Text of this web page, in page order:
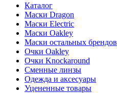
Каталог
Маски Dragon
Маски Electric
Маски Oakley
Маски остальных брендов
Очки Oakley
Очки Knockaround
Сменные линзы
Одежда и аксесуары
Уцененные товары